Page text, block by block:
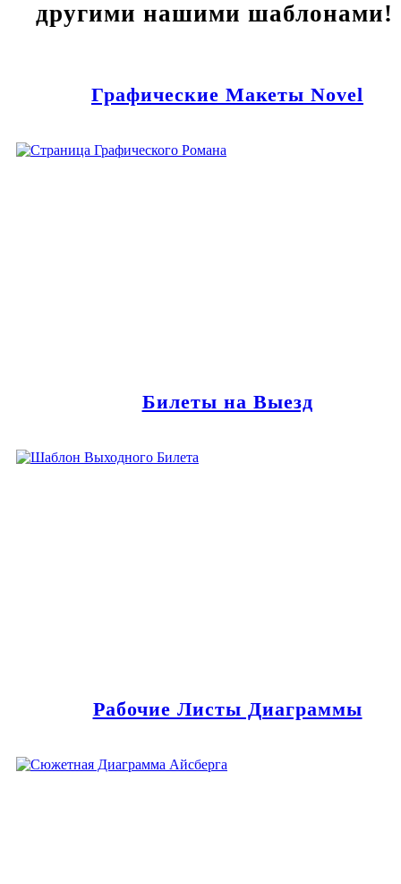
другими нашими шаблонами!
Графические Макеты Novel
Билеты на Выезд
Рабочие Листы Диаграммы